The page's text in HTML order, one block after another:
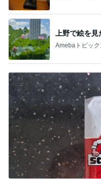
上野で絵を
Amebaトピック